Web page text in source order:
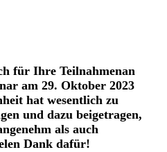
für Ihre Teilnahmenan
am 29. Oktober 2023
hat wesentlich zu
und dazu beigetragen,
als auch
Dank dafür!